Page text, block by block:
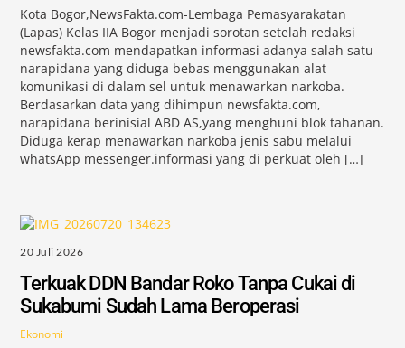
Kota Bogor,NewsFakta.com-Lembaga Pemasyarakatan
(Lapas) Kelas IIA Bogor menjadi sorotan setelah redaksi
newsfakta.com mendapatkan informasi adanya salah satu
narapidana yang diduga bebas menggunakan alat
komunikasi di dalam sel untuk menawarkan narkoba.
Berdasarkan data yang dihimpun newsfakta.com,
narapidana berinisial ABD AS,yang menghuni blok tahanan.
Diduga kerap menawarkan narkoba jenis sabu melalui
whatsApp messenger.informasi yang di perkuat oleh […]
20 Juli 2026
Terkuak DDN Bandar Roko Tanpa Cukai di
Sukabumi Sudah Lama Beroperasi
Ekonomi